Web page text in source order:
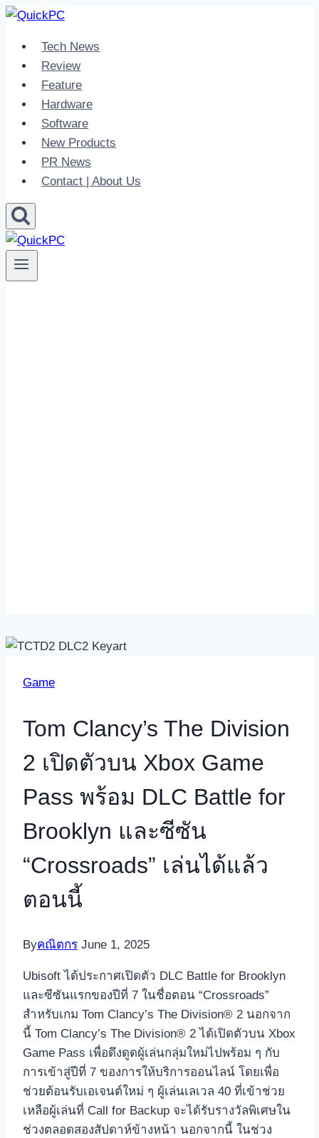
Skip
contentTech News
Review
Feature
Hardware
Software
New Products
PR News
Contact | About Us
Game
Tom Clancy’s The Division
2 เปิดตัวบน Xbox Game
Pass พร้อม DLC Battle for
Brooklyn และซีซัน
“Crossroads” เล่นได้แล้ว
ตอนนี้
Byคณิตกร June 1, 2025
Ubisoft ได้ประกาศเปิดตัว DLC Battle for Brooklyn
และซีซันแรกของปีที่ 7 ในชื่อตอน “Crossroads”
สำหรับเกม Tom Clancy’s The Division® 2 นอกจาก
นี้ Tom Clancy’s The Division® 2 ได้เปิดตัวบน Xbox
Game Pass เพื่อดึงดูดผู้เล่นกลุ่มใหม่ไปพร้อม ๆ กับ
การเข้าสู่ปีที่ 7 ของการให้บริการออนไลน์ โดยเพื่อ
ช่วยต้อนรับเอเจนต์ใหม่ ๆ ผู้เล่นเลเวล 40 ที่เข้าช่วย
เหลือผู้เล่นที่ Call for Backup จะได้รับรางวัลพิเศษใน
ช่วงตลอดสองสัปดาห์ข้างหน้า นอกจากนี้ ในช่วง